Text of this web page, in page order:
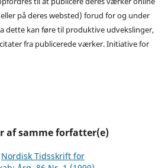
på deres websted) forud for og under
dette kan føre til produktive udvekslinger,
fra publicerede værker. Initiative for
af samme forfatter(e)
Nordisk Tidsskrift for